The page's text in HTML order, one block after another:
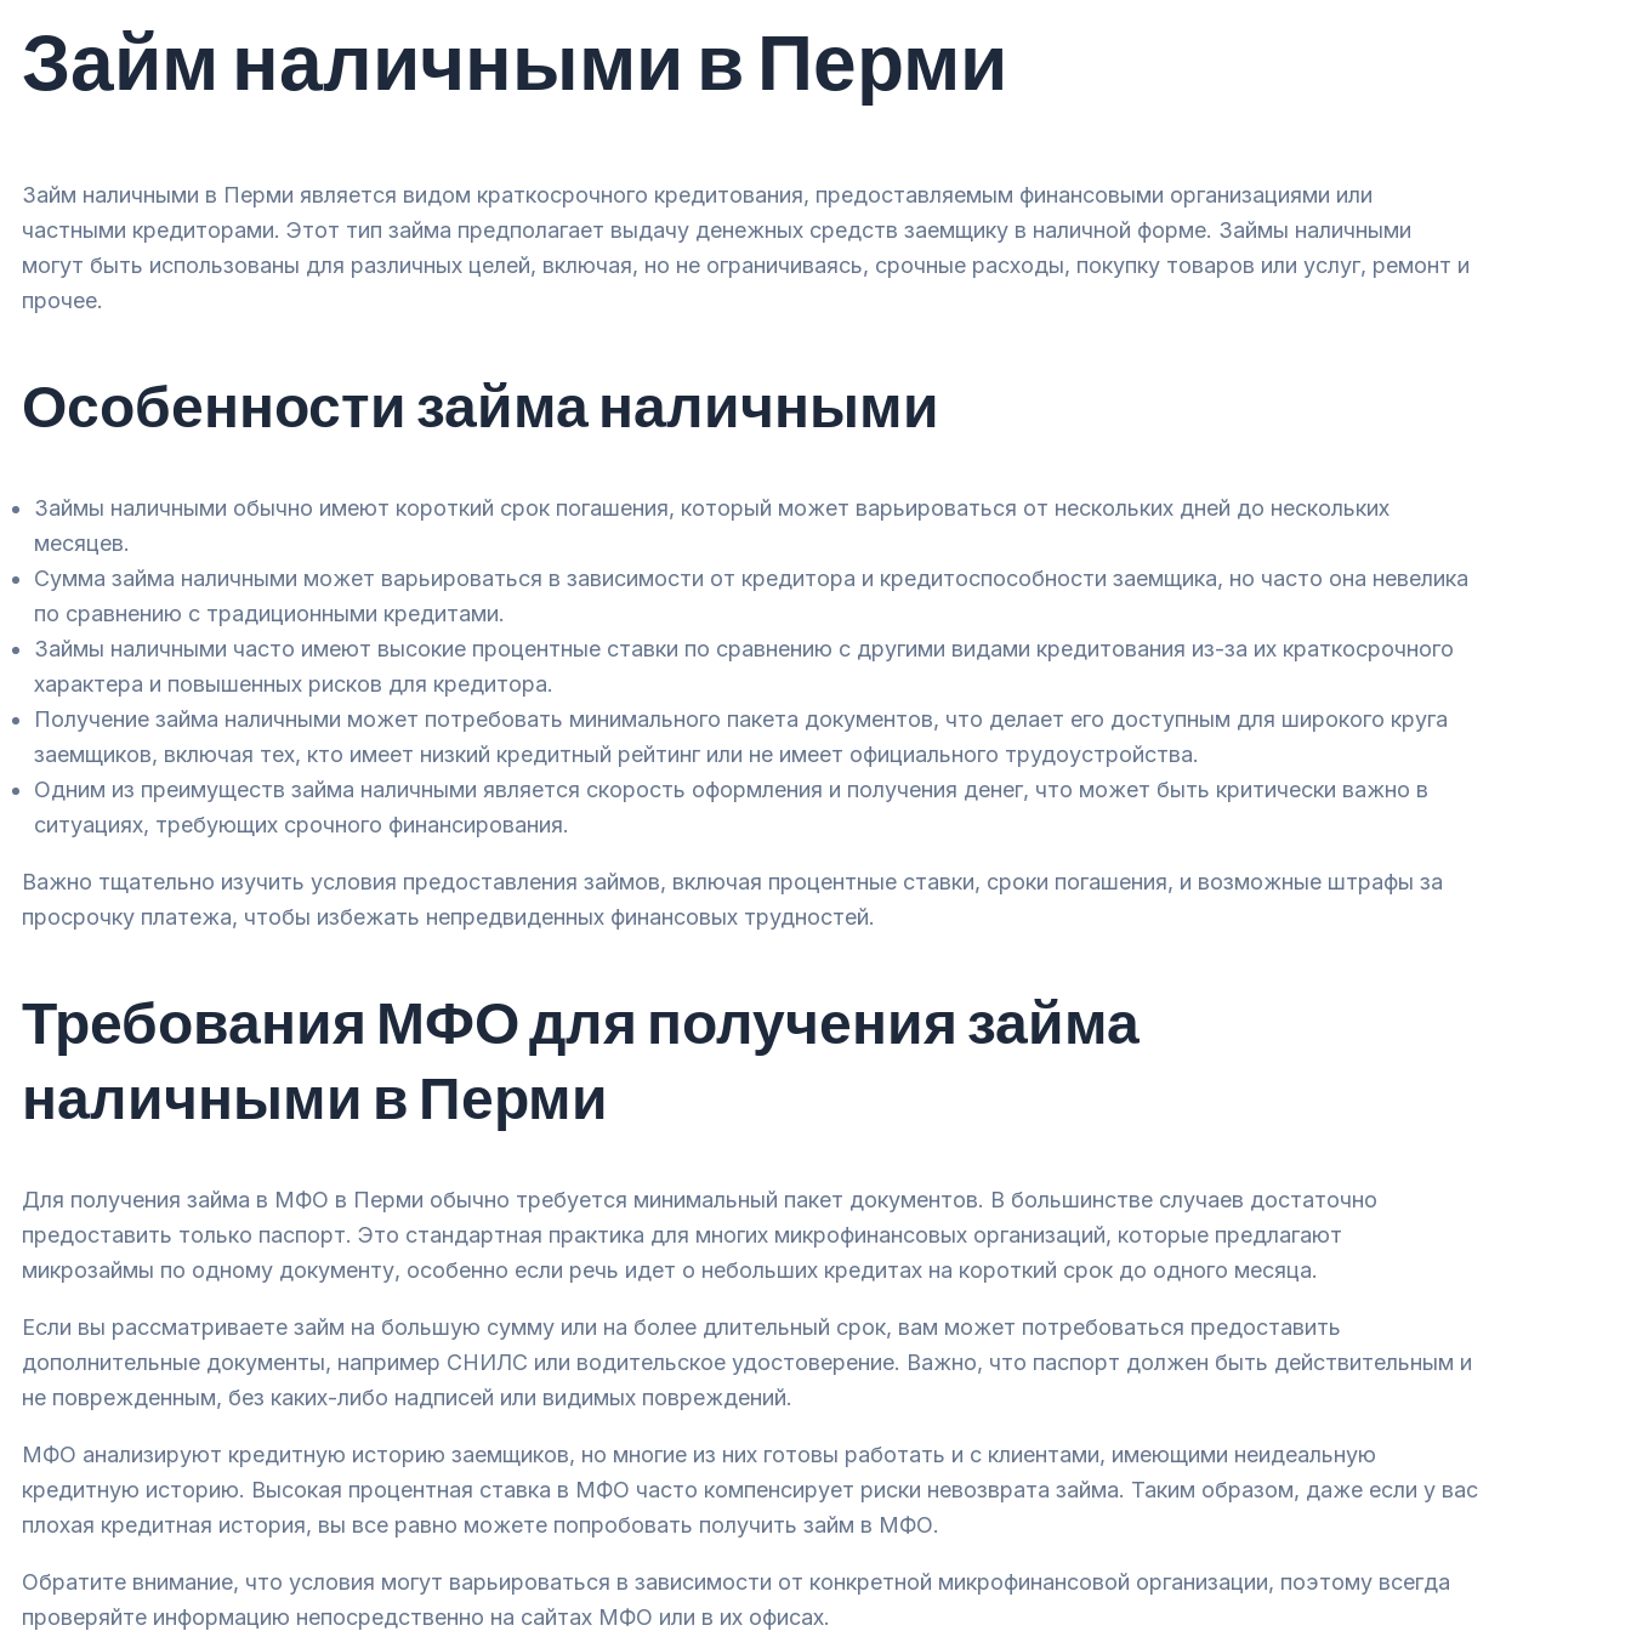
Займ наличными в Перми
Займ наличными в Перми является видом краткосрочного кредитования, предоставляемым финансовыми организациями или
частными кредиторами. Этот тип займа предполагает выдачу денежных средств заемщику в наличной форме. Займы наличными
могут быть использованы для различных целей, включая, но не ограничиваясь, срочные расходы, покупку товаров или услуг, ремонт и
прочее.
Особенности займа наличными
Займы наличными обычно имеют короткий срок погашения, который может варьироваться от нескольких дней до нескольких
месяцев.
Сумма займа наличными может варьироваться в зависимости от кредитора и кредитоспособности заемщика, но часто она невелика
по сравнению с традиционными кредитами.
Займы наличными часто имеют высокие процентные ставки по сравнению с другими видами кредитования из-за их краткосрочного
характера и повышенных рисков для кредитора.
Получение займа наличными может потребовать минимального пакета документов, что делает его доступным для широкого круга
заемщиков, включая тех, кто имеет низкий кредитный рейтинг или не имеет официального трудоустройства.
Одним из преимуществ займа наличными является скорость оформления и получения денег, что может быть критически важно в
ситуациях, требующих срочного финансирования.
Важно тщательно изучить условия предоставления займов, включая процентные ставки, сроки погашения, и возможные штрафы за
просрочку платежа, чтобы избежать непредвиденных финансовых трудностей.
Требования МФО для получения займа
наличными в Перми
Для получения займа в МФО в Перми обычно требуется минимальный пакет документов. В большинстве случаев достаточно
предоставить только паспорт. Это стандартная практика для многих микрофинансовых организаций, которые предлагают
микрозаймы по одному документу, особенно если речь идет о небольших кредитах на короткий срок до одного месяца.
Если вы рассматриваете займ на большую сумму или на более длительный срок, вам может потребоваться предоставить
дополнительные документы, например СНИЛС или водительское удостоверение. Важно, что паспорт должен быть действительным и
не поврежденным, без каких-либо надписей или видимых повреждений.
МФО анализируют кредитную историю заемщиков, но многие из них готовы работать и с клиентами, имеющими неидеальную
кредитную историю. Высокая процентная ставка в МФО часто компенсирует риски невозврата займа. Таким образом, даже если у вас
плохая кредитная история, вы все равно можете попробовать получить займ в МФО.
Обратите внимание, что условия могут варьироваться в зависимости от конкретной микрофинансовой организации, поэтому всегда
проверяйте информацию непосредственно на сайтах МФО или в их офисах.